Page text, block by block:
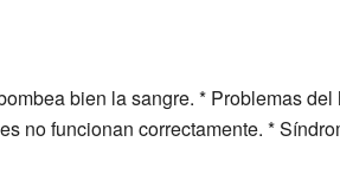
bien la sangre. * Problemas
no funcionan correctamente. *